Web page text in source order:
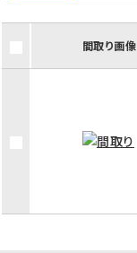
間取り画像